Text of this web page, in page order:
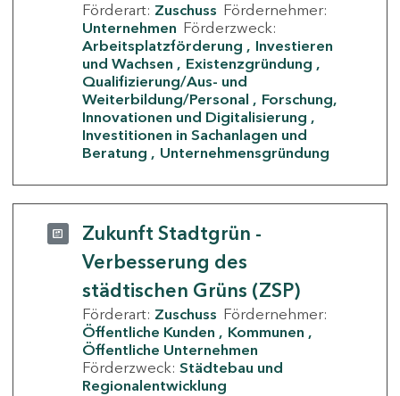
Förderart: Zuschuss Fördernehmer:
Unternehmen Förderzweck:
Arbeitsplatzförderung
Investieren
und Wachsen
Existenzgründung
Qualifizierung/Aus- und
Weiterbildung/Personal
Forschung,
Innovationen und Digitalisierung
Investitionen in Sachanlagen und
Beratung
Unternehmensgründung
Zukunft Stadtgrün -
Verbesserung des
städtischen Grüns (ZSP)
Förderart: Zuschuss Fördernehmer:
Öffentliche Kunden
Kommunen
Öffentliche Unternehmen
Förderzweck: Städtebau und
Regionalentwicklung